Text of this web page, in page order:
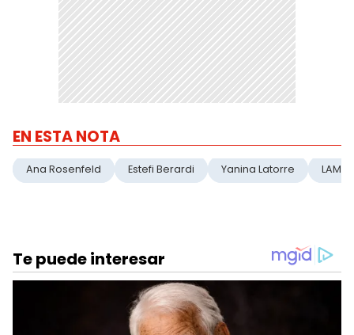
EN ESTA NOTA
Ana Rosenfeld Estefi Berardi Yanina Latorre LAM